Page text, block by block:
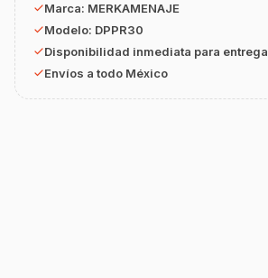
Marca: MERKAMENAJE
Modelo: DPPR30
Disponibilidad inmediata para entrega
Envíos a todo México
Ver sucursales y contacto